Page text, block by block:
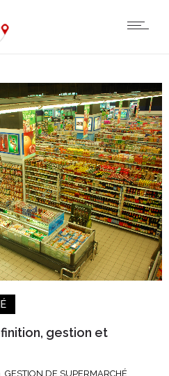
gestion et
GESTION DE SUPERMARCHÉ